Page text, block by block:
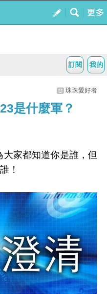
我的
訂閱
珠珠愛好者
是什麼軍？
家都知道你是誰，但
！